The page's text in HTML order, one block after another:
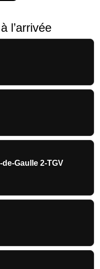
l’arrivée
Gaulle 2-TGV